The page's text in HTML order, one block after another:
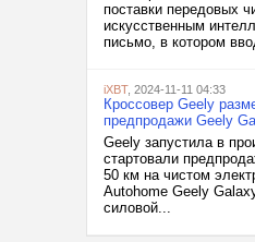
поставки передовых
искусственным
письмо, в котором
iXBT, 2024-11-11 04:33
Кроссовер Geely
предпродажи Geely
Geely запустила в
стартовали
50 км на чистом
Autohome Geely
силовой...